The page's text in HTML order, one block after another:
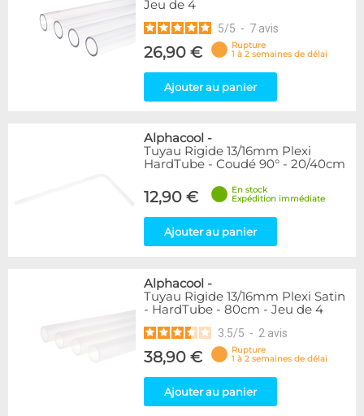
Jeu de 4
5/5 - 7 avis
26,90 €
Rupture
1 à 2 semaines de délai
Ajouter au panier
Alphacool -
Tuyau Rigide 13/16mm Plexi
HardTube - Coudé 90° - 20/40cm
12,90 €
En stock
Expédition immédiate
Ajouter au panier
Alphacool -
Tuyau Rigide 13/16mm Plexi Satin
- HardTube - 80cm - Jeu de 4
3.5/5 - 2 avis
38,90 €
Rupture
1 à 2 semaines de délai
Ajouter au panier